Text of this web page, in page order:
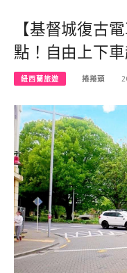
【基督城復古
點！自由上下
紐西蘭旅遊 捲捲頭